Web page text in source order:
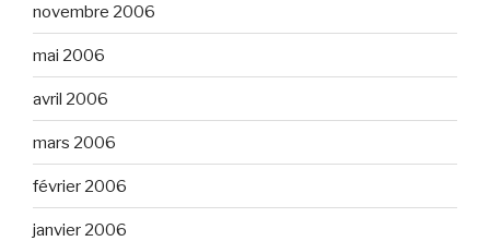
novembre 2006
mai 2006
avril 2006
mars 2006
février 2006
janvier 2006